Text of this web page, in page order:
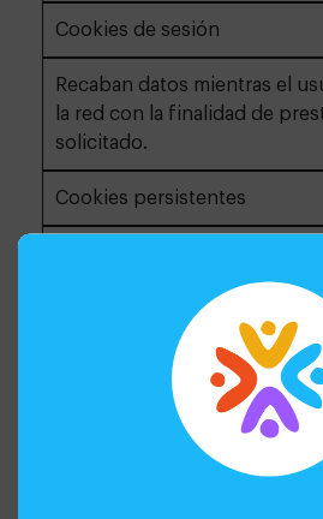
Cookies de sesión
Recaban datos mientras el
la red con la finalidad de
solicitado.
Cookies persistentes
obtenida, será utilizada por
la cookie con la finalidad de
SEGÚN SU FINALIDAD
Cookies técnicas